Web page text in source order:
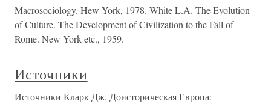
Macrosociology. Hew York, 1978. White L.A. The Evolution
of Culture. The Development of Civilization to the Fall of
Rome. New York etc., 1959.
Источники
Источники Кларк Дж. Доисторическая Европа: